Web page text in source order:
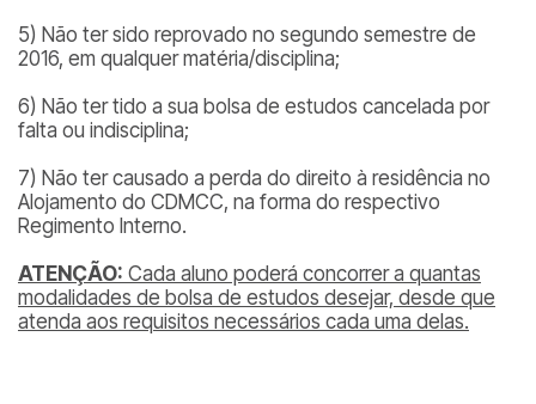
5) Não ter sido reprovado no segundo semestre de
2016, em qualquer matéria/disciplina;
6) Não ter tido a sua bolsa de estudos cancelada por
falta ou indisciplina;
7) Não ter causado a perda do direito à residência no
Alojamento do CDMCC, na forma do respectivo
Regimento Interno.
ATENÇÃO: Cada aluno poderá concorrer a quantas
modalidades de bolsa de estudos desejar, desde que
atenda aos requisitos necessários cada uma delas.